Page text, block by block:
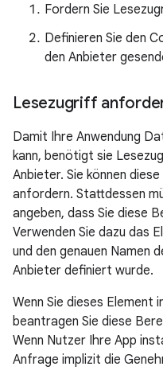
Fordern Sie
Definieren Sie den
den Anbieter
Lesezugriff
Damit Ihre Anwendung
kann, benötigt sie
Anbieter. Sie können
anfordern. Stattdessen
angeben, dass Sie diese
Verwenden Sie dazu das
und den genauen Namen
Anbieter definiert wurde.
Wenn Sie dieses Element
beantragen Sie diese
Wenn Nutzer Ihre App
Anfrage implizit die